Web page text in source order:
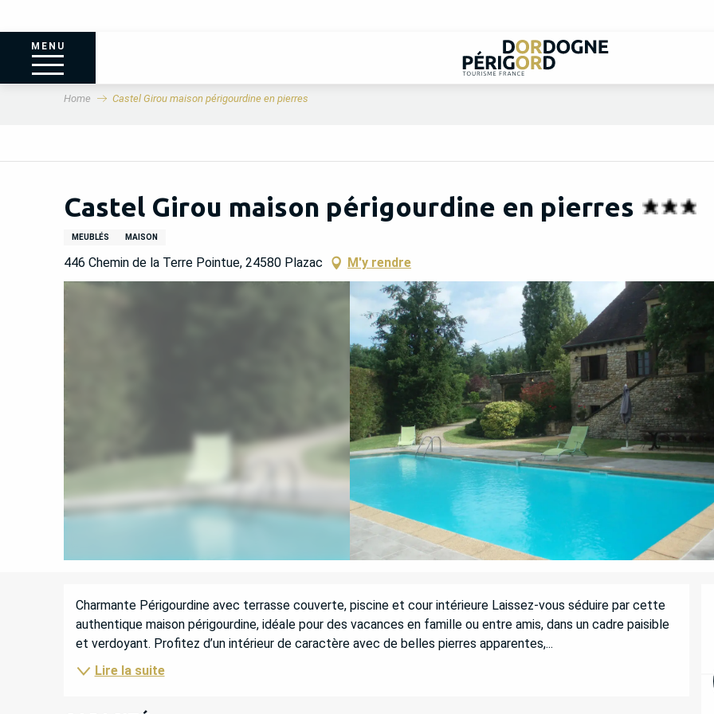
MENU
Home Castel Girou maison périgourdine en pierres
Castel Girou maison périgourdine en pierres
MEUBLÉS MAISON
446 Chemin de la Terre Pointue, 24580 Plazac M'y rendre
DESCRIPTION
Charmante Périgourdine avec terrasse couverte, piscine et cour intérieure Laissez-vous séduire par cette
authentique maison périgourdine, idéale pour des vacances en famille ou entre amis, dans un cadre paisible
et verdoyant. Profitez d’un intérieur de caractère avec de belles pierres apparentes,...
Lire la suite